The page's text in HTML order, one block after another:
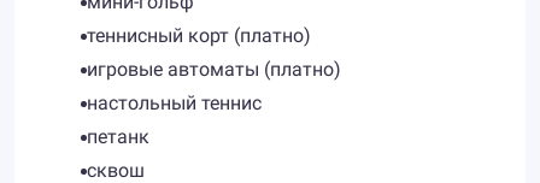
теннисный корт (платно)
игровые автоматы (платно)
настольный теннис
петанк
сквош